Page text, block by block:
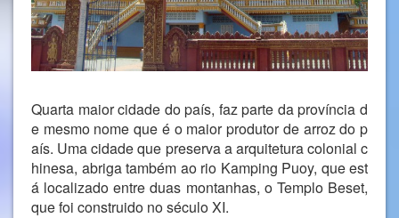
Quarta maior cidade do país, faz parte da província d
e mesmo nome que é o maior produtor de arroz do p
aís. Uma cidade que preserva a arquitetura colonial c
hinesa, abriga também ao rio Kamping Puoy, que est
á localizado entre duas montanhas, o Templo Beset,
que foi construido no século XI.